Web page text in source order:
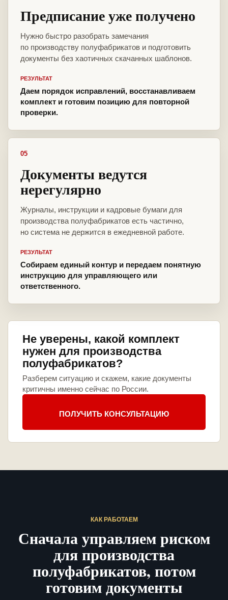
Предписание уже получено
Нужно быстро разобрать замечания
по производству полуфабрикатов и подготовить
документы без хаотичных скачанных шаблонов.
РЕЗУЛЬТАТ
Даем порядок исправлений, восстанавливаем
комплект и готовим позицию для повторной
проверки.
05
Документы ведутся
нерегулярно
Журналы, инструкции и кадровые бумаги для
производства полуфабрикатов есть частично,
но система не держится в ежедневной работе.
РЕЗУЛЬТАТ
Собираем единый контур и передаем понятную
инструкцию для управляющего или
ответственного.
Не уверены, какой комплект
нужен для производства
полуфабрикатов?
Разберем ситуацию и скажем, какие документы
критичны именно сейчас по России.
ПОЛУЧИТЬ КОНСУЛЬТАЦИЮ
КАК РАБОТАЕМ
Сначала управляем риском
для производства
полуфабрикатов, потом
готовим документы